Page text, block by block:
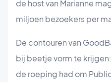
de host van Marianne
miljoen bezoekers per
De contouren van
bij beetje vorm te
de roeping had om